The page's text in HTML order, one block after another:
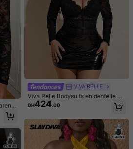
est pens mequedarí
talla chica
Utile (1)
Couleur: Multicolore / Taille: 0XL
imagende buena calidad
Utile (0)
す！でもデブが着ると丸太、寸胴 普
愛い、ちょい薄いけど
d
VIVA RELLE
Viva Relle Bodysuits en dentelle pa
tchwork avec strass et découpes p
our femmes grande taille, vous rend
e. Ce Body en dentelle noire transp
arente présente un col montant élé
gant avec bordure en dentelle, un d
esign à manches longues et une co
DH424.00